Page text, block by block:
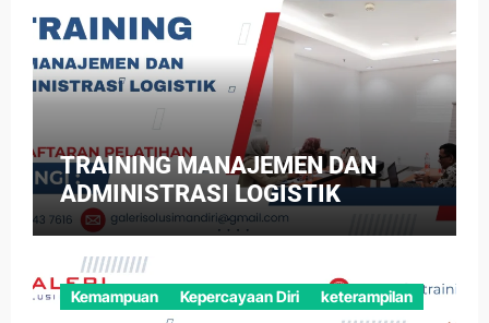
TRAINING MANAJEMEN DAN
ADMINISTRASI LOGISTIK
Kemampuan Kepercayaan Diri keterampilan